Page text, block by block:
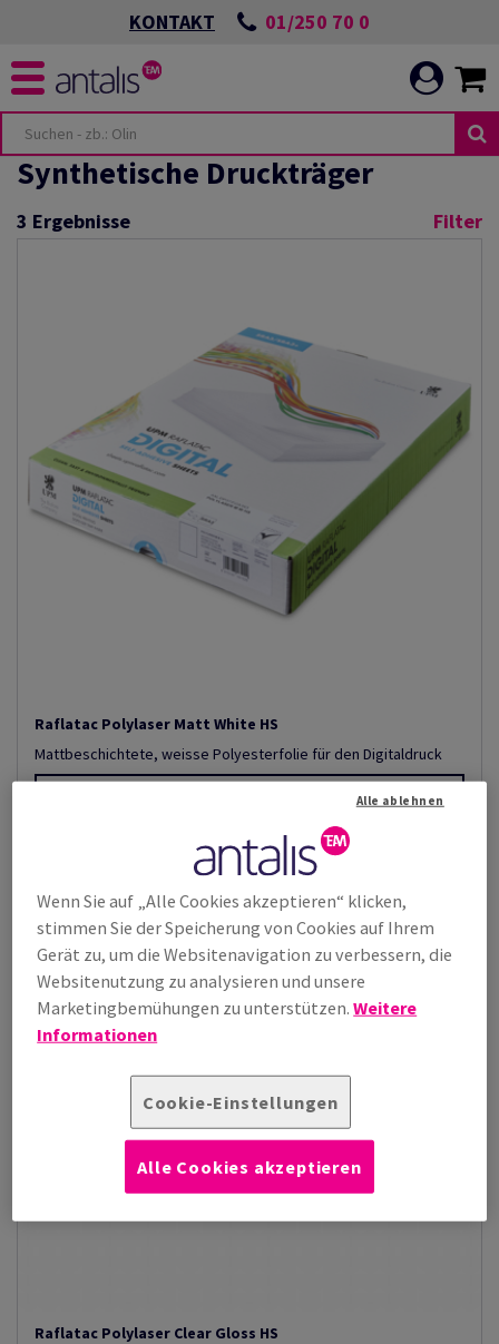
KONTAKT 01/250 70 0
Synthetische Druckträger
3 Ergebnisse Filter
Raflatac Polylaser Matt White HS
Mattbeschichtete, weisse Polyesterfolie für den Digitaldruck
Raflatac Polylaser Clear Gloss HS
Wenn Sie auf „Alle Cookies akzeptieren“ klicken,
stimmen Sie der Speicherung von Cookies auf Ihrem
Gerät zu, um die Websitenavigation zu verbessern, die
Websitenutzung zu analysieren und unsere
Marketingbemühungen zu unterstützen.Weitere
Informationen
Cookie-Einstellungen
Alle ablehnen
Alle Cookies akzeptieren